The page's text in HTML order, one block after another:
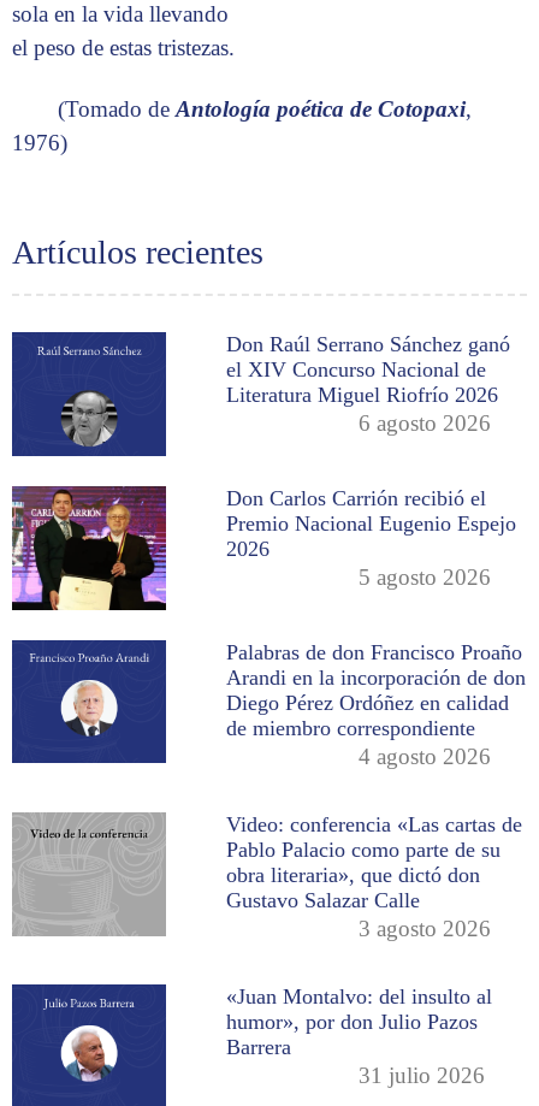
Artículos recientes
Don Raúl Serrano Sánchez ganó
el XIV Concurso Nacional de
Literatura Miguel Riofrío 2026
6 agosto 2026
Don Carlos Carrión recibió el
Premio Nacional Eugenio Espejo
2026
5 agosto 2026
Palabras de don Francisco Proaño
Arandi en la incorporación de don
Diego Pérez Ordóñez en calidad
de miembro correspondiente
4 agosto 2026
Video: conferencia «Las cartas de
Pablo Palacio como parte de su
obra literaria», que dictó don
Gustavo Salazar Calle
3 agosto 2026
«Juan Montalvo: del insulto al
humor», por don Julio Pazos
Barrera
31 julio 2026
sola en la vida llevando
el peso de estas tristezas.
(Tomado deAntología poética de Cotopaxi,
1976)